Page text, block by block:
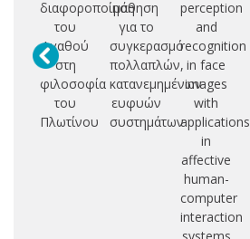
διαφοροποίηση
του
Αγαθού
στη
φιλοσοφία
του
Πλωτίνου
μάθηση
για το
συγκερασμό
πολλαπλών,
κατανεμημένων
ευφυών
συστημάτων
perception
and
recognition
in face
images
with
applications
in
affective
human-
computer
interaction